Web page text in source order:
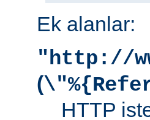
Ek alanlar:
"http://
(
HTTP